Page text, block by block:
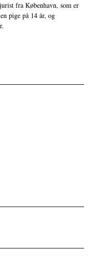
fra København, som er
pige på 14 år, og